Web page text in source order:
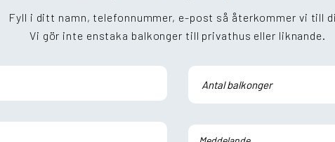
Fyll i ditt namn, telefonnummer, e-post så återkommer vi till
Vi gör inte enstaka balkonger till privathus eller liknande.